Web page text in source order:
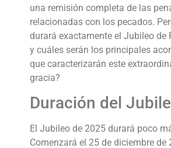
una remisión completa de las
relacionadas con los pecados.
durará exactamente el Jubileo de
y cuáles serán los principales
que caracterizarán este
gracia?
Duración del
El Jubileo de 2025 durará poco
Comenzará el 25 de diciembre de